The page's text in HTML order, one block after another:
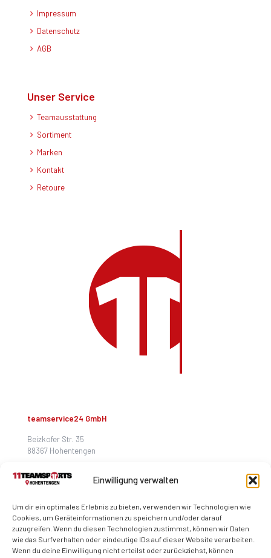
Einwilligung verwalten
Um dir ein optimales Erlebnis zu bieten, verwenden wir Technologien wie
Cookies, um Geräteinformationen zu speichern und/oder darauf
zuzugreifen. Wenn du diesen Technologien zustimmst, können wir Daten
wie das Surfverhalten oder eindeutige IDs auf dieser Website verarbeiten.
Wenn du deine Einwilligung nicht erteilst oder zurückziehst, können
Impressum
Datenschutz
AGB
Unser Service
Teamausstattung
Sortiment
Marken
Kontakt
Retoure
teamservice24 GmbH
Beizkofer Str. 35
88367 Hohentengen
hohentengen@11teamsports.com